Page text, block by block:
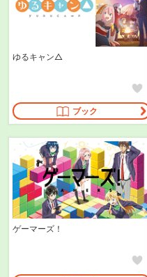
ゆるキャン△
ブック
ゲーマーズ！